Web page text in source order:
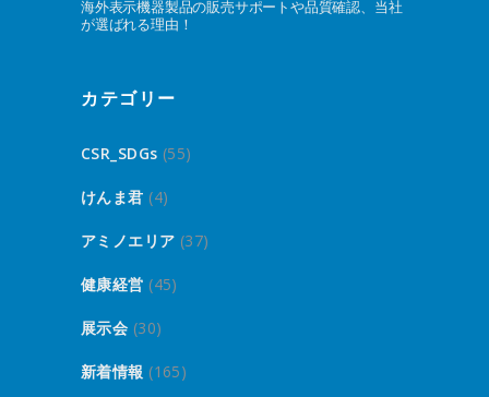
海外表示機器製品の販売サポートや品質確認、当社
が選ばれる理由！
カテゴリー
CSR_SDGs (55)
けんま君 (4)
アミノエリア (37)
健康経営 (45)
展示会 (30)
新着情報 (165)